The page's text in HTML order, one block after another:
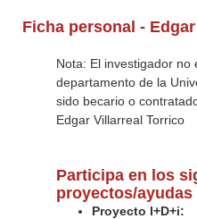
Ficha personal -
Nota: El investigador no
departamento de la
sido becario o
Edgar Villarreal Torrico
Participa en los
proyectos/ayudas
Proyecto I+D+i: